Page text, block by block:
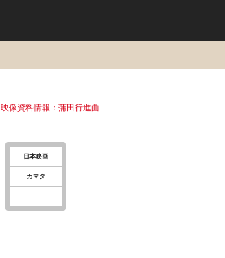
映像資料情報：蒲田行進曲
日本映画
カマタ